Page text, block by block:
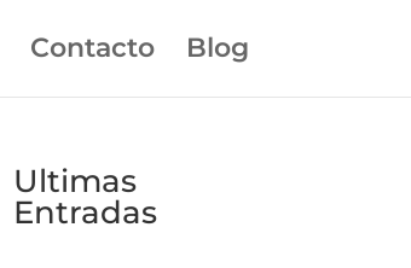
Contacto Blog
Ultimas
Entradas